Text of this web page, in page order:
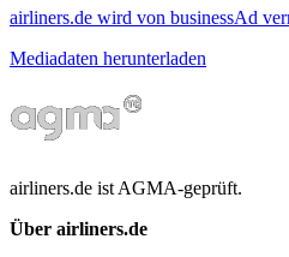
airliners.de wird von businessAd
Mediadaten herunterladen
airliners.de ist AGMA-geprüft.
Über airliners.de